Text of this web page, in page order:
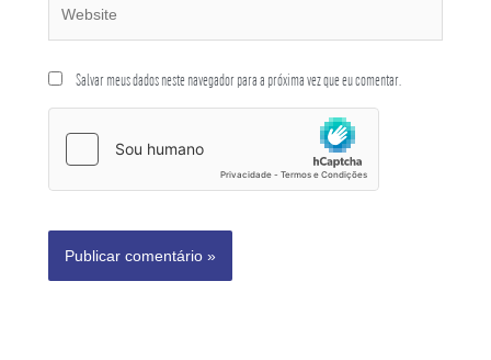
Salvar meus dados neste navegador para a próxima vez que eu comentar.